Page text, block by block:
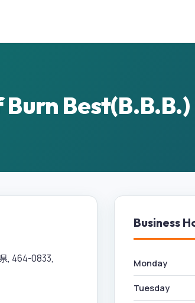
Best(B.B.B.)
, 464-0833,
Business
Monday
Tuesday